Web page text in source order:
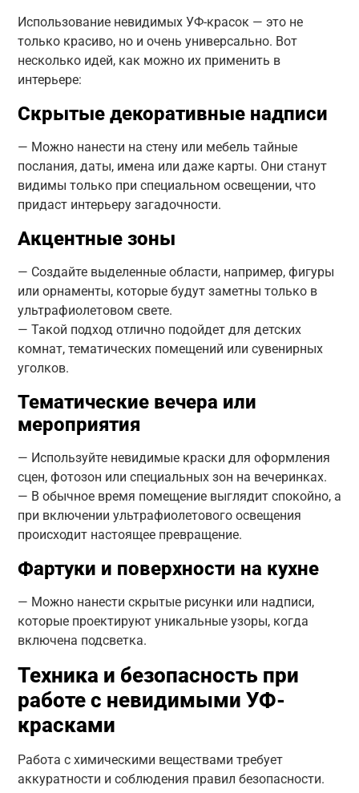
Использование невидимых УФ-красок — это не
только красиво, но и очень универсально. Вот
несколько идей, как можно их применить в
интерьере:
Скрытые декоративные надписи
— Можно нанести на стену или мебель тайные
послания, даты, имена или даже карты. Они станут
видимы только при специальном освещении, что
придаст интерьеру загадочности.
Акцентные зоны
— Создайте выделенные области, например, фигуры
или орнаменты, которые будут заметны только в
ультрафиолетовом свете.
— Такой подход отлично подойдет для детских
комнат, тематических помещений или сувенирных
уголков.
Тематические вечера или
мероприятия
— Используйте невидимые краски для оформления
сцен, фотозон или специальных зон на вечеринках.
— В обычное время помещение выглядит спокойно, а
при включении ультрафиолетового освещения
происходит настоящее превращение.
Фартуки и поверхности на кухне
— Можно нанести скрытые рисунки или надписи,
которые проектируют уникальные узоры, когда
включена подсветка.
Техника и безопасность при
работе с невидимыми УФ-
красками
Работа с химическими веществами требует
аккуратности и соблюдения правил безопасности.